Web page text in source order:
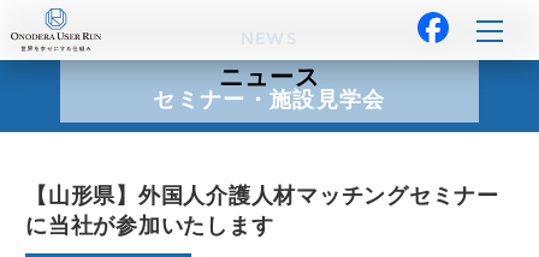
ニュース
セミナー・施設見学会
【山形県】外国人介護人材マッチングセミナー
に当社が参加いたします